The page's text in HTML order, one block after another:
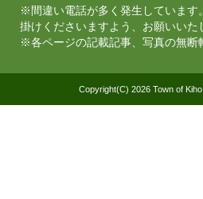
※間違い電話が多く発生しています
掛けくださいますよう、お願いいた
※各ページの記載記事、写真の無断
Copyright(C) 2026 Town of